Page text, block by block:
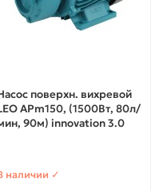
поверхн. вихревой
APm150, (1500Вт, 80л/
90м) innovation 3.0
наличии ✓